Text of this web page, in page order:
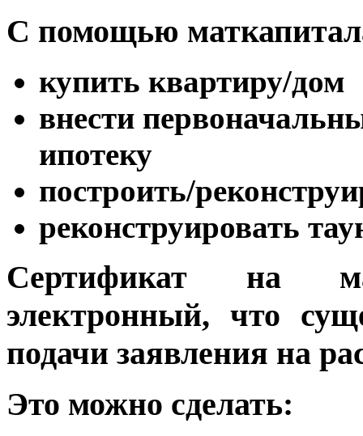
С помощью
купить квартиру/дом
внести
ипотеку
построить/
реконструировать
Сертификат на
электронный, что
подачи заявления на
Это можно сделать: